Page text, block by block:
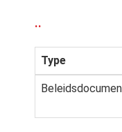
..
Type